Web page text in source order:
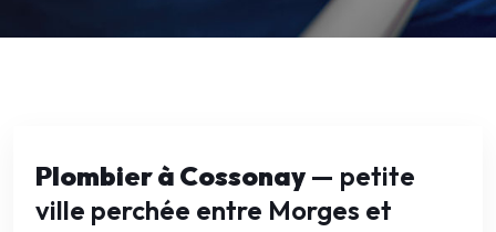
Plombier à Cossonay — petite
ville perchée entre Morges et